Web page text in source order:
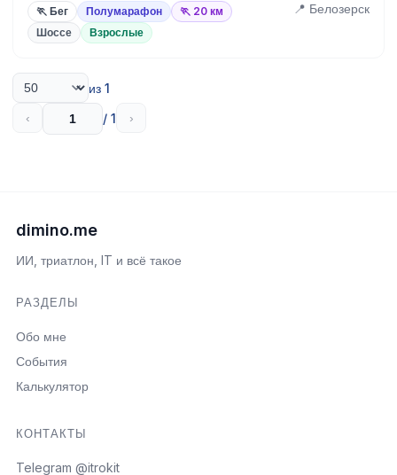
🏃 Бег Полумарафон 🏃 20 км 📍 Белозерск
Шоссе Взрослые
из 1
‹ / 1 ›
dimino.me
ИИ, триатлон, IT и всё такое
РАЗДЕЛЫ
Обо мне
События
Калькулятор
КОНТАКТЫ
Telegram @itrokit